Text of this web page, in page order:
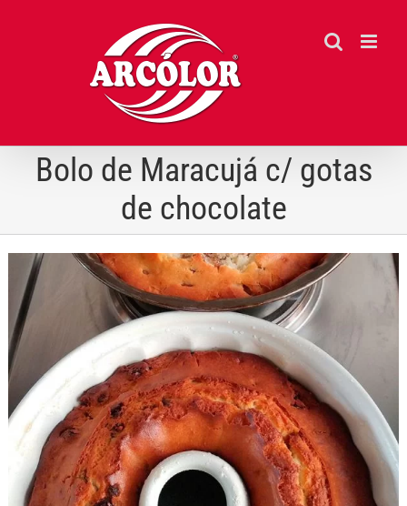
Bolo de Maracujá c/ gotas
de chocolate